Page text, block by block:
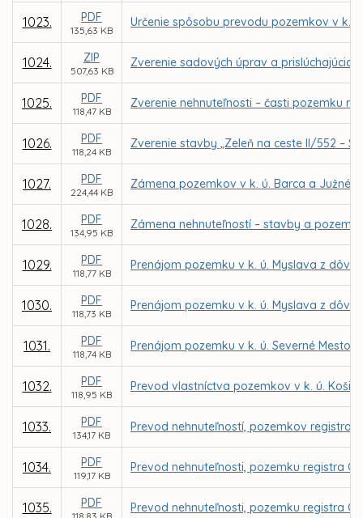
1023. PDF
135,63 KB
Určenie spôsobu prevodu pozemkov v k.
1024. ZIP
507,63 KB
Zverenie sadových úprav a
1025. PDF
118,47 KB
Zverenie nehnuteľnosti – časti pozemku
1026. PDF
118,24 KB
Zverenie stavby „Zeleň na ceste II/552 –
1027. PDF
224,44 KB
Zámena pozemkov v k. ú. Barca a Južné
1028. PDF
134,95 KB
Zámena nehnuteľností – stavby a
1029. PDF
118,77 KB
Prenájom pozemku v k. ú. Myslava z
1030. PDF
118,73 KB
Prenájom pozemku v k. ú. Myslava z
1031. PDF
118,74 KB
Prenájom pozemku v k. ú. Severné
1032. PDF
118,95 KB
Prevod vlastníctva pozemkov v k. ú.
1033. PDF
134,17 KB
Prevod nehnuteľností, pozemkov registra
1034. PDF
119,17 KB
Prevod nehnuteľnosti, pozemku registra C
1035. PDF Prevod nehnuteľnosti, pozemku registra